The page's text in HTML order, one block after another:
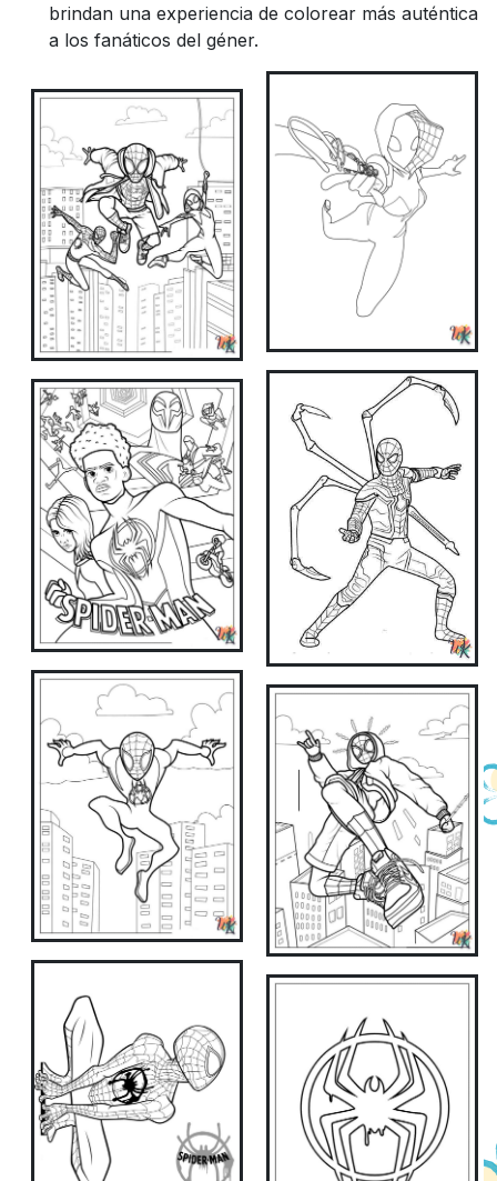
brindan una experiencia de colorear más auténtica
a los fanáticos del géner.